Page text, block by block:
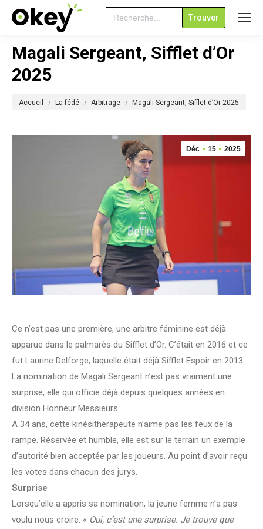
Search
for:
Magali Sergeant, Sifflet d’Or
2025
Accueil La fédé Arbitrage Magali Sergeant, Sifflet d’Or 2025
Déc 15 2025
Ce n’est pas une première, une arbitre féminine est déjà
apparue dans le palmarès du Sifflet d’Or. C’était en 2016 et ce
fut Laurine Delforge, laquelle était déjà Sifflet Espoir en 2013.
La nomination de Magali Sergeant n’est pas vraiment une
surprise, elle qui officie déjà depuis quelques années en
division Honneur Messieurs.
A 34 ans, cette kinésithérapeute n’aime pas les feux de la
rampe. Réservée et humble, elle est sur le terrain un exemple
d’autorité bien acceptée par les joueurs. Au point d’avoir reçu
les votes dans chacun des jurys.
Surprise
Lorsqu’elle a appris sa nomination, la jeune femme n’a pas
voulu nous croire. « Oui, c’est une surprise. Je trouve que